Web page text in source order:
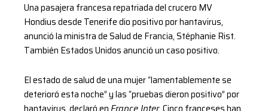
Una pasajera francesa repatriada del crucero MV
Hondius desde Tenerife dio positivo por hantavirus,
anunció la ministra de Salud de Francia, Stéphanie Rist.
También Estados Unidos anunció un caso positivo.
El estado de salud de una mujer “lamentablemente se
deterioró esta noche” y las “pruebas dieron positivo” por